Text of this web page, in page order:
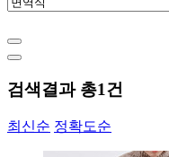
검색결과 총1건
최신순 정확도순